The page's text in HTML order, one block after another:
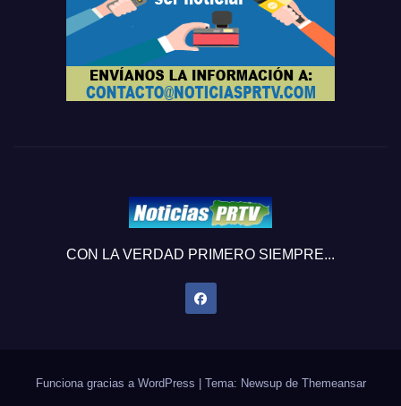
CON LA VERDAD PRIMERO SIEMPRE...
Funciona gracias a WordPress | Tema: Newsup de Themeansar